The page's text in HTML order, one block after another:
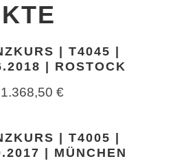
| T4045 |
| ROSTOCK
1.368,50 €
| T4005 |
| MÜNCHEN